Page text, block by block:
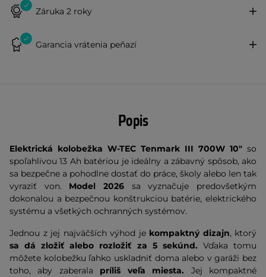
Záruka 2 roky
Garancia vrátenia peňazí
Popis
Elektrická kolobežka W-TEC Tenmark III 700W 10" so
spoľahlivou 13 Ah batériou je ideálny a zábavný spôsob, ako
sa bezpečne a pohodlne dostať do práce, školy alebo len tak
vyraziť von. Model 2026 sa vyznačuje predovšetkým
dokonalou a bezpečnou konštrukciou batérie, elektrického
systému a všetkých ochranných systémov.
Jednou z jej najväčších výhod je kompaktný dizajn, ktorý
sa dá zložiť alebo rozložiť za 5 sekúnd. Vďaka tomu
môžete kolobežku ľahko uskladniť doma alebo v garáži bez
toho, aby zaberala príliš veľa miesta. Jej kompaktné